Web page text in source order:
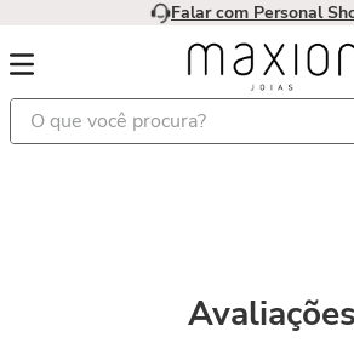
Falar com Personal
O que você procura?
Avaliações